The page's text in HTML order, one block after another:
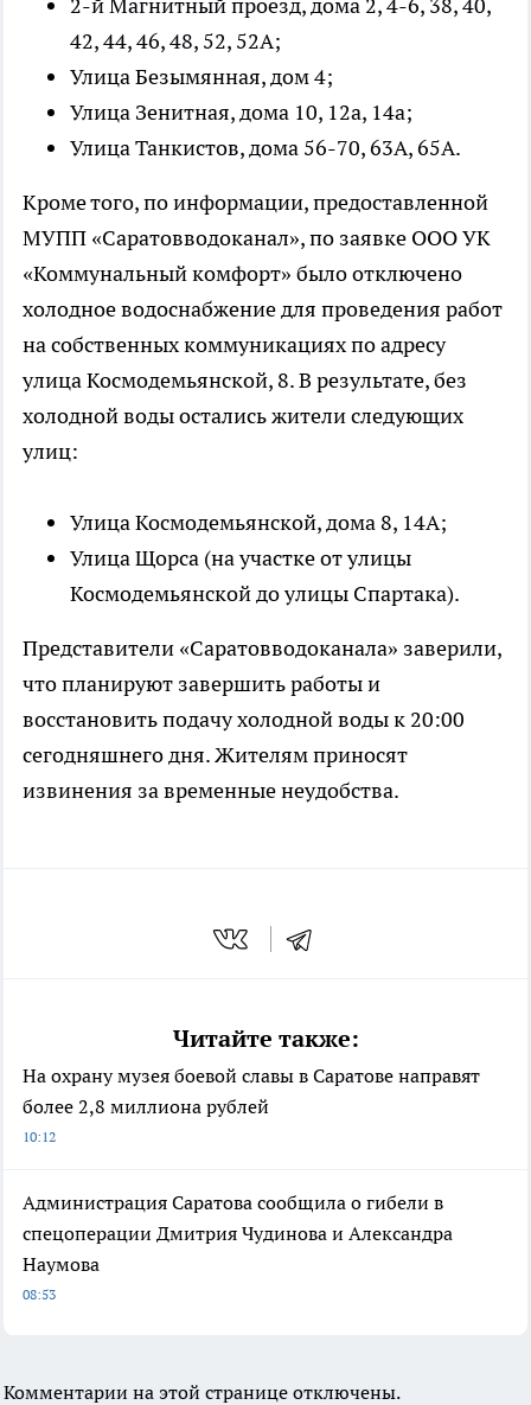
2-й Магнитный проезд, дома 2, 4-6, 38, 40,
42, 44, 46, 48, 52, 52А;
Улица Безымянная, дом 4;
Улица Зенитная, дома 10, 12а, 14а;
Улица Танкистов, дома 56-70, 63А, 65А.
Кроме того, по информации, предоставленной
МУПП «Саратовводоканал», по заявке ООО УК
«Коммунальный комфорт» было отключено
холодное водоснабжение для проведения работ
на собственных коммуникациях по адресу
улица Космодемьянской, 8. В результате, без
холодной воды остались жители следующих
улиц:
Улица Космодемьянской, дома 8, 14А;
Улица Щорса (на участке от улицы
Космодемьянской до улицы Спартака).
Представители «Саратовводоканала» заверили,
что планируют завершить работы и
восстановить подачу холодной воды к 20:00
сегодняшнего дня. Жителям приносят
извинения за временные неудобства.
Читайте также:
На охрану музея боевой славы в Саратове направят
более 2,8 миллиона рублей
10:12
Администрация Саратова сообщила о гибели в
спецоперации Дмитрия Чудинова и Александра
Наумова
08:53
Комментарии на этой странице отключены.